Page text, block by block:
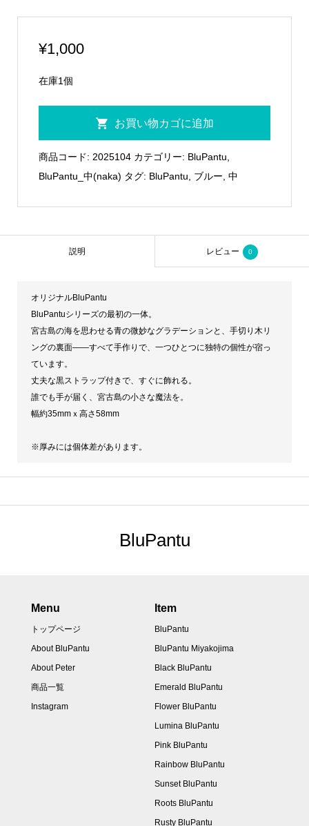
¥1,000
在庫1個
05
個
お買い物カゴに追加
商品コード: 2025104 カテゴリー: BluPantu
BluPantu_中(naka) タグ: BluPantu ブルー 中
説明 レビュー 0
オリジナルBluPantu
BluPantuシリーズの最初の一体。
宮古島の海を思わせる青の微妙なグラデーションと、手切り木リ
ングの裏面——すべて手作りで、一つひとつに独特の個性が宿っ
ています。
丈夫な黒ストラップ付きで、すぐに飾れる。
誰でも手が届く、宮古島の小さな魔法を。
幅約35mmｘ高さ58mm
※厚みには個体差があります。
BluPantu
Menu
トップページ
About BluPantu
About Peter
商品一覧
Instagram
Item
BluPantu
BluPantu Miyakojima
Black BluPantu
Emerald BluPantu
Flower BluPantu
Lumina BluPantu
Pink BluPantu
Rainbow BluPantu
Sunset BluPantu
Roots BluPantu
Rusty BluPantu